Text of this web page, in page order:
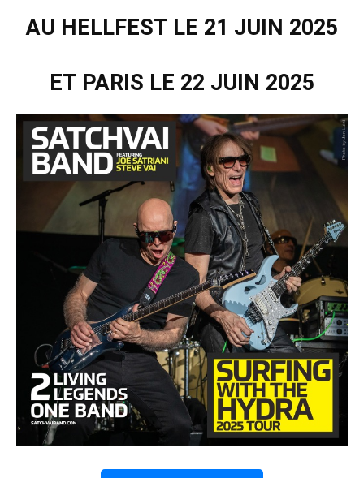
AU HELLFEST LE 21 JUIN 2025
ET PARIS LE 22 JUIN 2025